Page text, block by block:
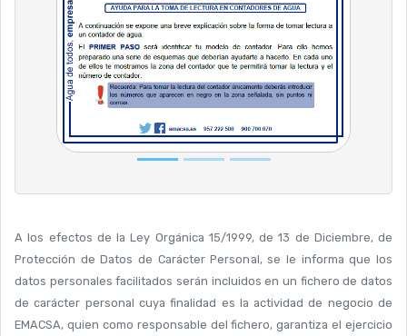
A los efectos de la Ley Orgánica 15/1999, de 13 de Diciembre, de
Protección de Datos de Carácter Personal, se le informa que los
datos personales facilitados serán incluidos en un fichero de datos
de carácter personal cuya finalidad es la actividad de negocio de
EMACSA, quien como responsable del fichero, garantiza el ejercicio